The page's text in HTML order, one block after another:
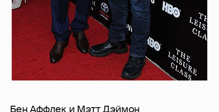
Бен Аффлек и Мэтт Дэймон